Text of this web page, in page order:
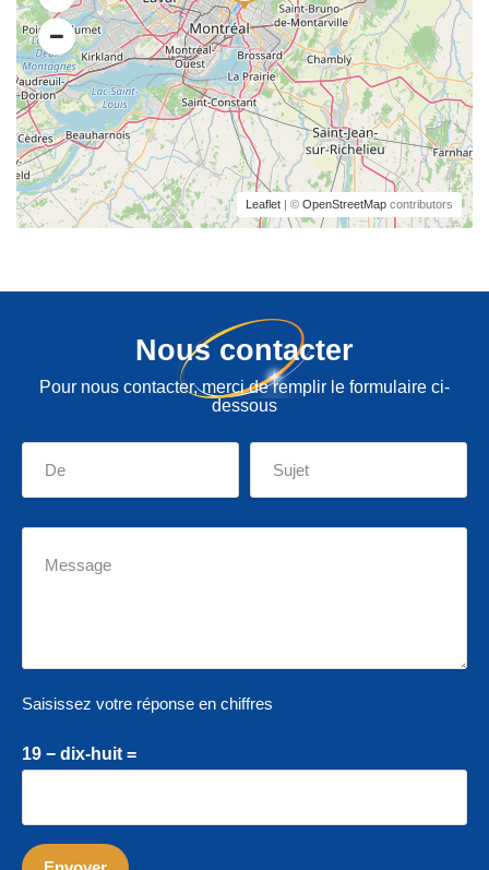
Leaflet | © OpenStreetMap contributors
Nous contacter
Pour nous contacter, merci de remplir le formulaire ci-
dessous
Saisissez votre réponse en chiffres
19 − dix-huit =